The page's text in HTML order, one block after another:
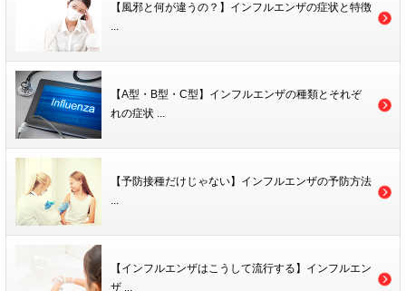
【風邪と何が違うの？】インフルエンザの症状と特徴
...
【A型・B型・C型】インフルエンザの種類とそれぞ
れの症状 ...
【予防接種だけじゃない】インフルエンザの予防方法
...
【インフルエンザはこうして流行する】インフルエン
ザ ...